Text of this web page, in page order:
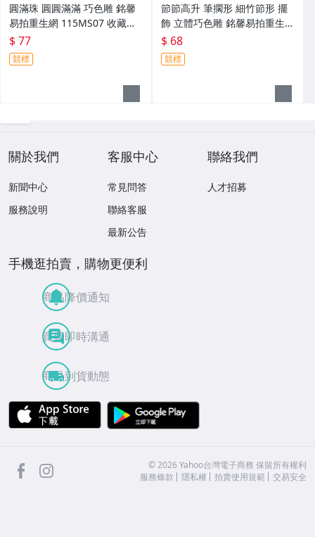
圓滿珠 圓圓滿滿 巧色雕 銘馨
易拍重生網 115MS07 收藏、
吊飾、擺飾 保存如圖（老石
紋、使用痕等）讓藏
$ 77
競標
節節高升 筆擱形 細竹節形 擺
飾 立體巧色雕 銘馨易拍重生網
115MS06 石製 擺件、把件、
收藏、擺飾 保存如圖（老石
紋、使用痕等）讓藏
$ 68
競標
關於我們
新聞中心
服務說明
客服中心
常見問答
聯絡客服
最新公告
聯絡我們
人才招募
手機逛拍賣，購物更便利
商品降價通知
買賣即時溝通
商品到貨動態
APP Store
facebook ©2026 Yahoo台灣電子商務 保留所有權利
服務條款
隱私權 拍賣使用規範 交易安全